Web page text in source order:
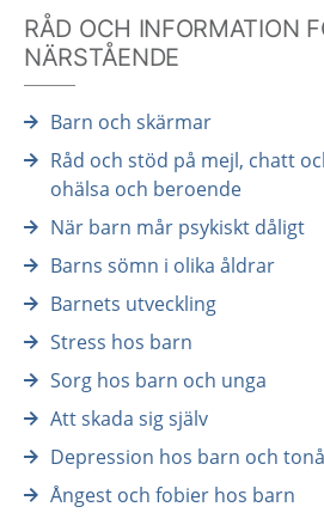
RÅD OCH INFORMATION
NÄRSTÅENDE
Barn och skärmar
Råd och stöd på mejl, chatt
ohälsa och beroende
När barn mår psykiskt dåligt
Barns sömn i olika åldrar
Barnets utveckling
Stress hos barn
Sorg hos barn och unga
Att skada sig själv
Depression hos barn och
Ångest och fobier hos barn